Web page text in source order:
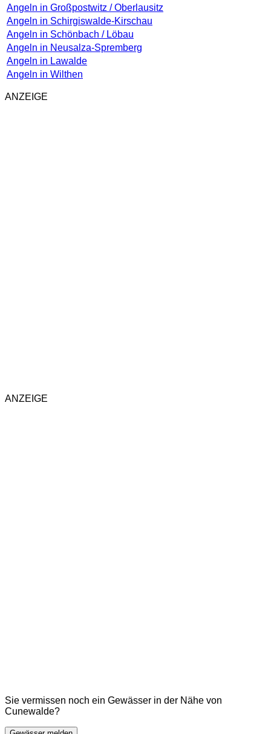
Angeln in Großpostwitz / Oberlausitz
Angeln in Schirgiswalde-Kirschau
Angeln in Schönbach / Löbau
Angeln in Neusalza-Spremberg
Angeln in Lawalde
Angeln in Wilthen
ANZEIGE
ANZEIGE
Sie vermissen noch ein Gewässer in der Nähe von
Cunewalde?